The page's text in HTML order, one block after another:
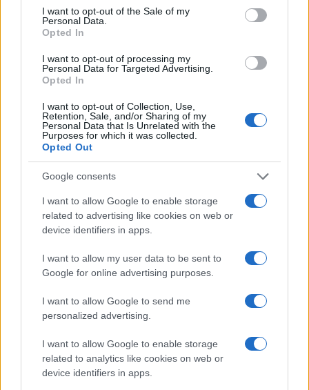
consent section.
I want to opt-out of the Sale of my
Personal Data.
Opted In
I want to opt-out of processing my
Personal Data for Targeted Advertising.
Opted In
I want to opt-out of Collection, Use,
Retention, Sale, and/or Sharing of my
Personal Data that Is Unrelated with the
Purposes for which it was collected.
Opted Out
Google consents
I want to allow Google to enable storage
related to advertising like cookies on web or
device identifiers in apps.
I want to allow my user data to be sent to
Google for online advertising purposes.
I want to allow Google to send me
personalized advertising.
I want to allow Google to enable storage
related to analytics like cookies on web or
device identifiers in apps.
Sigue leyendo